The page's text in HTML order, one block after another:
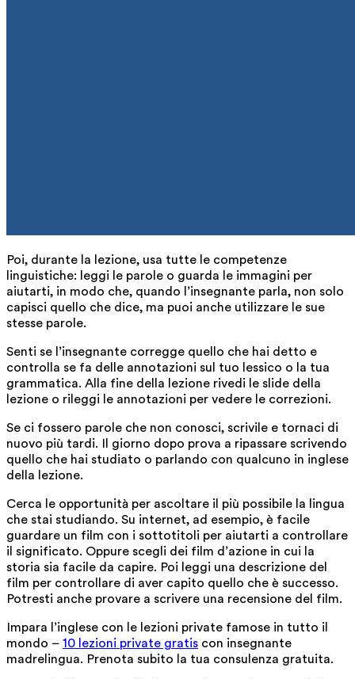
Poi, durante la lezione, usa tutte le competenze
linguistiche: leggi le parole o guarda le immagini per
aiutarti, in modo che, quando l’insegnante parla, non solo
capisci quello che dice, ma puoi anche utilizzare le sue
stesse parole.
Senti se l’insegnante corregge quello che hai detto e
controlla se fa delle annotazioni sul tuo lessico o la tua
grammatica. Alla fine della lezione rivedi le slide della
lezione o rileggi le annotazioni per vedere le correzioni.
Se ci fossero parole che non conosci, scrivile e tornaci di
nuovo più tardi. Il giorno dopo prova a ripassare scrivendo
quello che hai studiato o parlando con qualcuno in inglese
della lezione.
Cerca le opportunità per ascoltare il più possibile la lingua
che stai studiando. Su internet, ad esempio, è facile
guardare un film con i sottotitoli per aiutarti a controllare
il significato. Oppure scegli dei film d’azione in cui la
storia sia facile da capire. Poi leggi una descrizione del
film per controllare di aver capito quello che è successo.
Potresti anche provare a scrivere una recensione del film.
Impara l’inglese con le lezioni private famose in tutto il
mondo – 10 lezioni private gratis con insegnante
madrelingua. Prenota subito la tua consulenza gratuita.